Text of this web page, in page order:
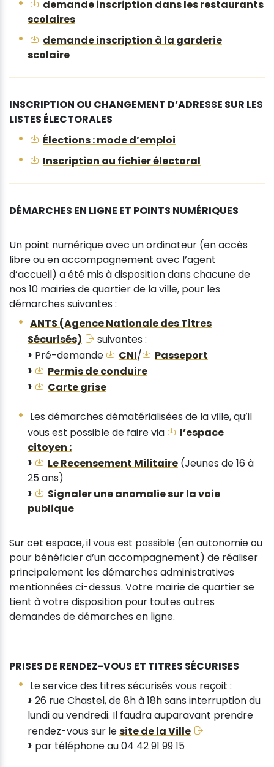
demande inscription dans les restaurants
scolaires
demande inscription à la garderie
scolaire
INSCRIPTION OU CHANGEMENT D’ADRESSE SUR LES
LISTES ÉLECTORALES
Élections : mode d’emploi
Inscription au fichier électoral
DÉMARCHES EN LIGNE ET POINTS NUMÉRIQUES
Un point numérique avec un ordinateur (en accès
libre ou en accompagnement avec l’agent
d’accueil) a été mis à disposition dans chacune de
nos 10 mairies de quartier de la ville, pour les
démarches suivantes :
ANTS (Agence Nationale des Titres
Sécurisés)
suivantes :
Pré-demande
CNI/
Passeport
Permis de conduire
Carte grise
Les démarches dématérialisées de la ville, qu’il
vous est possible de faire via
l’espace
citoyen :
Le Recensement Militaire (Jeunes de 16 à
25 ans)
Signaler une anomalie sur la voie
publique
Sur cet espace, il vous est possible (en autonomie ou
pour bénéficier d’un accompagnement) de réaliser
principalement les démarches administratives
mentionnées ci-dessus. Votre mairie de quartier se
tient à votre disposition pour toutes autres
demandes de démarches en ligne.
PRISES DE RENDEZ-VOUS ET TITRES SÉCURISES
Le service des titres sécurisés vous reçoit :
26 rue Chastel, de 8h à 18h sans interruption du
lundi au vendredi. Il faudra auparavant prendre
rendez-vous sur lesite de la Ville
par téléphone au 04 42 91 99 15